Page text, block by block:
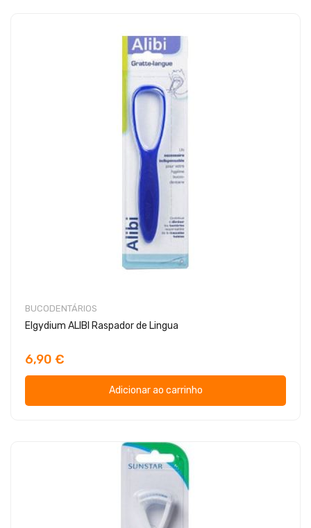
BUCODENTÁRIOS
Elgydium ALIBI Raspador de Lingua
6,90 €
Adicionar ao carrinho